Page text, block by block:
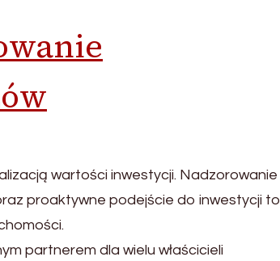
wartości inwestycji. Nadzorowanie
proaktywne podejście do inwestycji to
partnerem dla wielu właścicieli